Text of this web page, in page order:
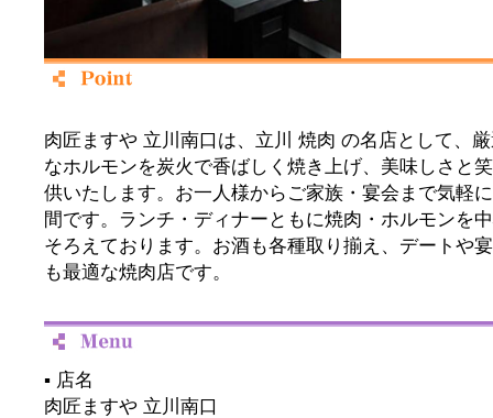
肉匠ますや 立川南口は、立川 焼肉 の名店として、
なホルモンを炭火で香ばしく焼き上げ、美味しさと
供いたします。お一人様からご家族・宴会まで気軽
間です。ランチ・ディナーともに焼肉・ホルモンを
そろえております。お酒も各種取り揃え、デートや
も最適な焼肉店です。
▪️ 店名
肉匠ますや 立川南口